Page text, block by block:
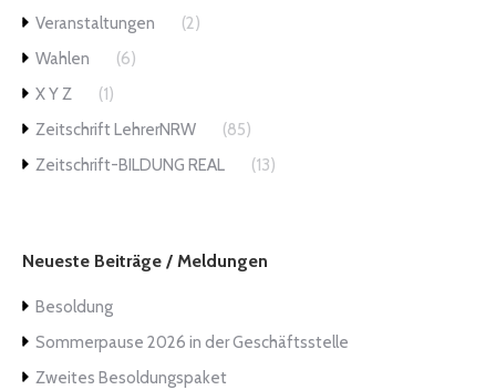
Veranstaltungen
(2)
Wahlen
(6)
X Y Z
(1)
Zeitschrift LehrerNRW
(85)
Zeitschrift-BILDUNG REAL
(13)
Neueste Beiträge / Meldungen
Besoldung
Sommerpause 2026 in der Geschäftsstelle
Zweites Besoldungspaket